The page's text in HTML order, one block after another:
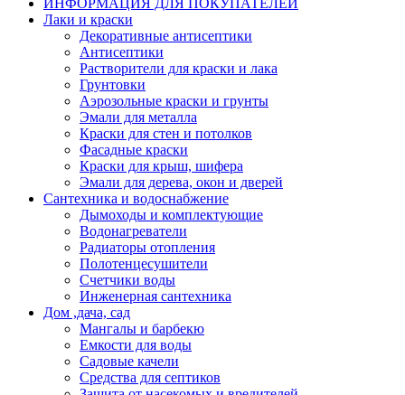
ИНФОРМАЦИЯ ДЛЯ ПОКУПАТЕЛЕЙ
Лаки и краски
Декоративные антисептики
Антисептики
Растворители для краски и лака
Грунтовки
Аэрозольные краски и грунты
Эмали для металла
Краски для стен и потолков
Фасадные краски
Краски для крыш, шифера
Эмали для дерева, окон и дверей
Сантехника и водоснабжение
Дымоходы и комплектующие
Водонагреватели
Радиаторы отопления
Полотенцесушители
Счетчики воды
Инженерная сантехника
Дом ,дача, сад
Мангалы и барбекю
Емкости для воды
Садовые качели
Средства для септиков